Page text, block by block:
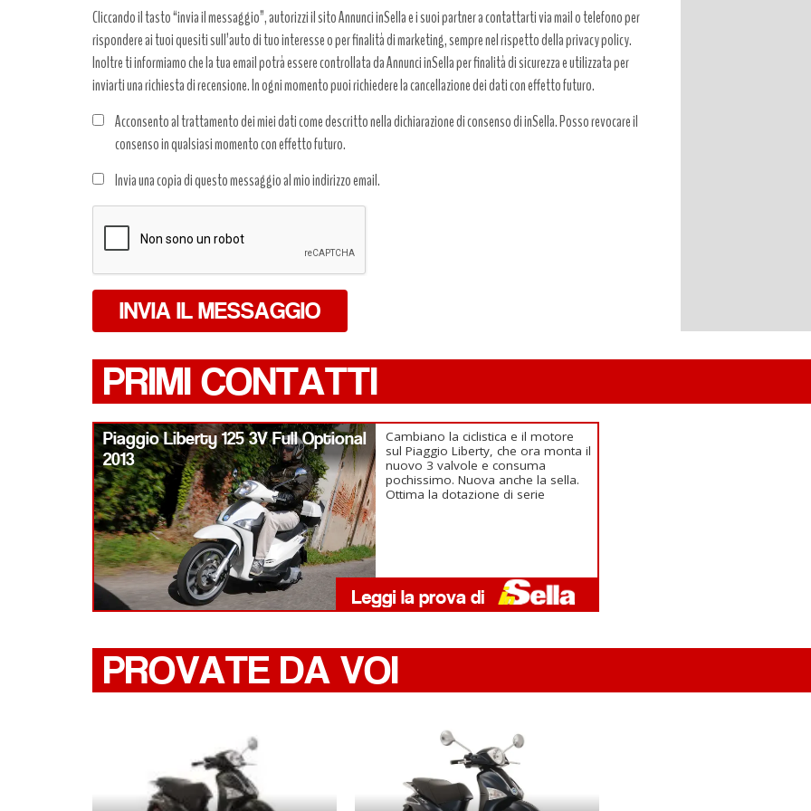
Cliccando il tasto “invia il messaggio”, autorizzi il sito Annunci inSella e i suoi partner a contattarti via mail o telefono per
rispondere ai tuoi quesiti sull’auto di tuo interesse o per finalità di marketing, sempre nel rispetto della privacy policy.
Inoltre ti informiamo che la tua email potrà essere controllata da Annunci inSella per finalità di sicurezza e utilizzata per
inviarti una richiesta di recensione. In ogni momento puoi richiedere la cancellazione dei dati con effetto futuro.
Acconsento al trattamento dei miei dati come descritto nella dichiarazione di consenso di inSella. Posso revocare il
consenso in qualsiasi momento con effetto futuro.
dati
*
Invia una copia di questo messaggio al mio indirizzo email.
INVIA IL MESSAGGIO
PRIMI CONTATTI
Piaggio Liberty 125 3V Full Optional
2013
Cambiano la ciclistica e il motore
sul Piaggio Liberty, che ora monta il
nuovo 3 valvole e consuma
pochissimo. Nuova anche la sella.
Ottima la dotazione di serie
PROVATE DA VOI